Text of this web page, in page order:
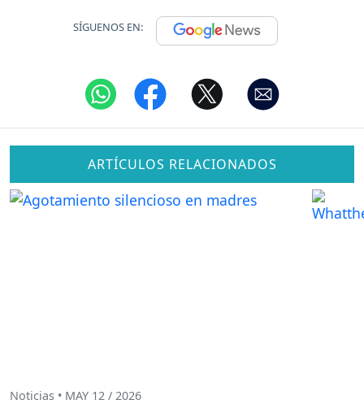
SÍGUENOS EN:
ARTÍCULOS RELACIONADOS
Noticias • MAY 12 / 2026